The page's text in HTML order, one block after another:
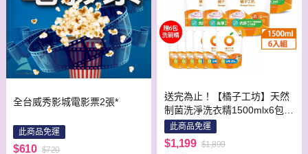
全台威秀影城電影票2張*
此商品免運
$610 $720
送完為止！【橘子工坊】天然
制菌洗淨洗衣精1500mlx6包
加碼贈 去垢酵素洗碗精500ml
x6包
此商品免運
$1,199 $1,899